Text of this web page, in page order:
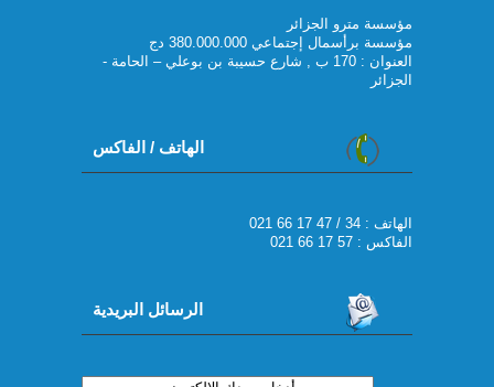
مؤسسة مترو الجزائر
مؤسسة برأسمال إجتماعي 380.000.000 دج
العنوان : 170 ب , شارع حسيبة بن بوعلي – الحامة -
الجزائر
الهاتف / الفاكس
021 66 17 47 / 34 : الهاتف
الفاكس : 57 17 66 021
الرسائل البريدية